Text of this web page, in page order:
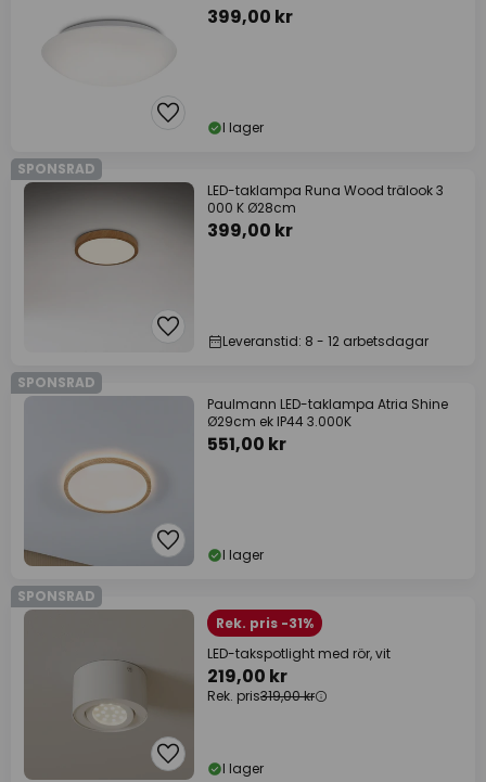
399,00 kr
I lager
SPONSRAD
LED-taklampa Runa Wood trälook 3
000 K Ø28cm
399,00 kr
Leveranstid: 8 - 12 arbetsdagar
SPONSRAD
Paulmann LED-taklampa Atria Shine
Ø29cm ek IP44 3.000K
551,00 kr
I lager
SPONSRAD
Rek. pris -31%
LED-takspotlight med rör, vit
219,00 kr
Rek. pris319,00 kr
I lager